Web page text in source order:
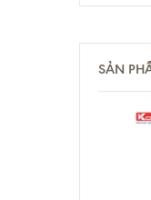
SẢN